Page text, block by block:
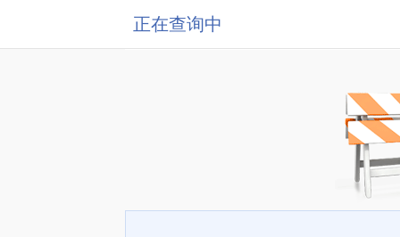
正在查询中